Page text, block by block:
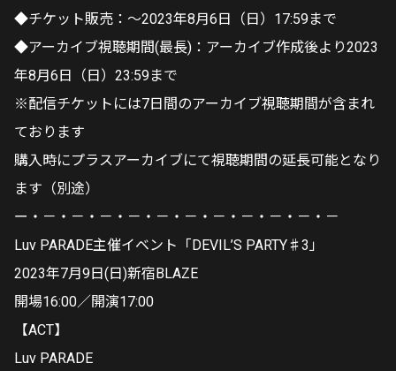
◆チケット販売：～2023年8月6日（日）17:59まで
◆アーカイブ視聴期間(最長)：アーカイブ作成後より2023
年8月6日（日）23:59まで
※配信チケットには7日間のアーカイブ視聴期間が含まれ
ております
購入時にプラスアーカイブにて視聴期間の延長可能となり
ます（別途）
ー・－・－・－・－・－・－・－・－・－・－・－
Luv PARADE主催イベント「DEVIL’S PARTY♯3」
2023年7月9日(日)新宿BLAZE
開場16:00／開演17:00
【ACT】
Luv PARADE